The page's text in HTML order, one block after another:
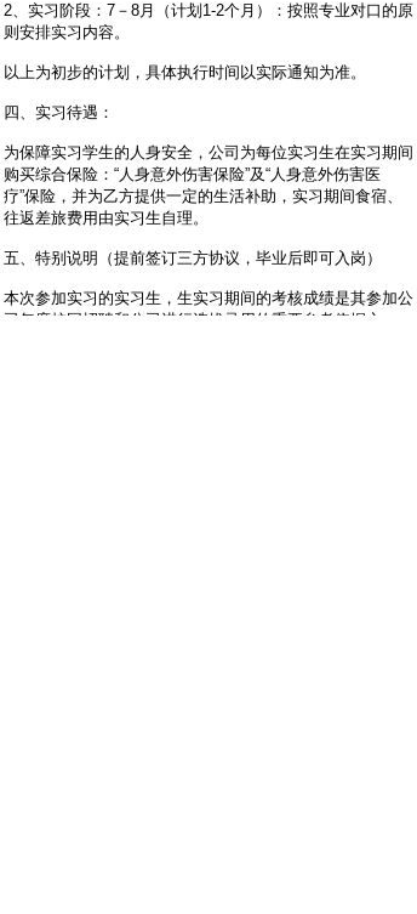
2、实习阶段：7－8月（计划1-2个月）：按照专业对口的原
则安排实习内容。
以上为初步的计划，具体执行时间以实际通知为准。
四、实习待遇：
为保障实习学生的人身安全，公司为每位实习生在实习期间
购买综合保险：“人身意外伤害保险”及“人身意外伤害医
疗”保险，并为乙方提供一定的生活补助，实习期间食宿、
往返差旅费用由实习生自理。
五、特别说明（提前签订三方协议，毕业后即可入岗）
本次参加实习的实习生，生实习期间的考核成绩是其参加公
司年度校园招聘和公司进行选拔录用的重要参考依据之一。